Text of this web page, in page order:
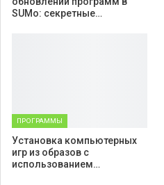
SUMo: секретные…
ПРОГРАММЫ
Установка компьютерных
игр из образов с
использованием…